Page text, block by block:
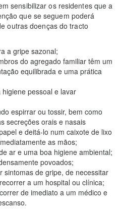
sensibilizar os residentes que a
que se seguem poderá
outras doenças do tracto
a gripe sazonal;
do agregado familiar têm um
equilibrada e uma prática
pessoal e lavar
espirrar ou tossir, bem como
secreções orais e nasais
e deitá-lo num caixote de lixo
as mãos;
ar e uma boa higiene ambiental;
povoados;
sintomas de gripe, de necessitar
a um hospital ou clínica;
de imediato a um médico e